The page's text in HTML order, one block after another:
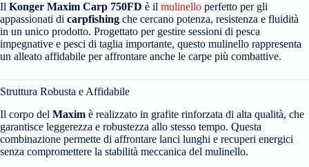
Il Konger Maxim Carp 750FD è il mulinello perfetto per gli
appassionati di carpfishing che cercano potenza, resistenza e fluidità
in un unico prodotto. Progettato per gestire sessioni di pesca
impegnative e pesci di taglia importante, questo mulinello rappresenta
un alleato affidabile per affrontare anche le carpe più combattive.
Struttura Robusta e Affidabile
Il corpo del Maxim è realizzato in grafite rinforzata di alta qualità, che
garantisce leggerezza e robustezza allo stesso tempo. Questa
combinazione permette di affrontare lanci lunghi e recuperi energici
senza compromettere la stabilità meccanica del mulinello.